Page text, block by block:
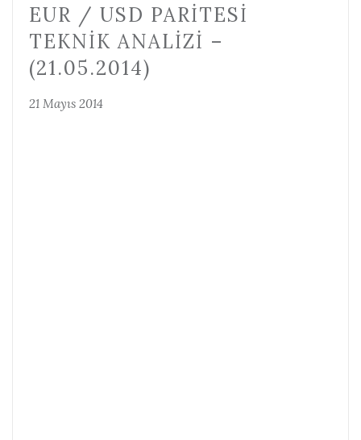
EUR / USD PARITESI
TEKNIK ANALIZI –
(21.05.2014)
21 Mayıs 2014